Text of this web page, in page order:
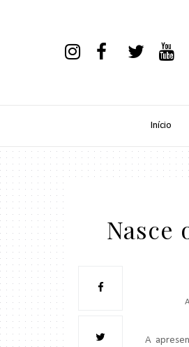
Início
Nasce
A